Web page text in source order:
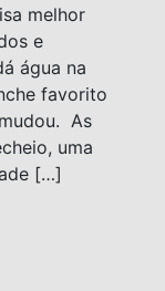
melhor
e
água na
favorito
As
uma
[…]